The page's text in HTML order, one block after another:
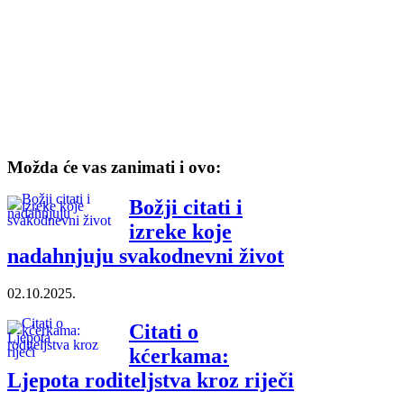
Možda će vas zanimati i ovo:
Božji citati i
izreke koje
nadahnjuju svakodnevni život
02.10.2025.
Citati o
kćerkama:
Ljepota roditeljstva kroz riječi